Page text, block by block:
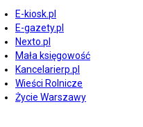
E-kiosk.pl
E-gazety.pl
Nexto.pl
Mała księgowość
Kancelarierp.pl
Wieści Rolnicze
Życie Warszawy